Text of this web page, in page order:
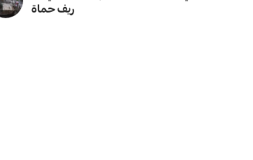
ريف حماة